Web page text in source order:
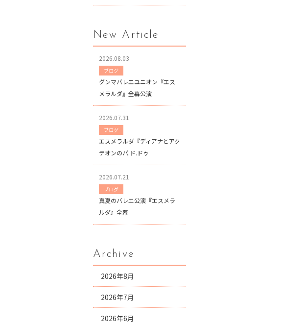
New Article
2026.08.03
ブログ
グンマバレエユニオン『エス
メラルダ』全幕公演
2026.07.31
ブログ
エスメラルダ『ディアナとアク
テオンのパ.ド.ドゥ
2026.07.21
ブログ
真夏のバレエ公演『エスメラ
ルダ』全幕
Archive
2026年8月
2026年7月
2026年6月